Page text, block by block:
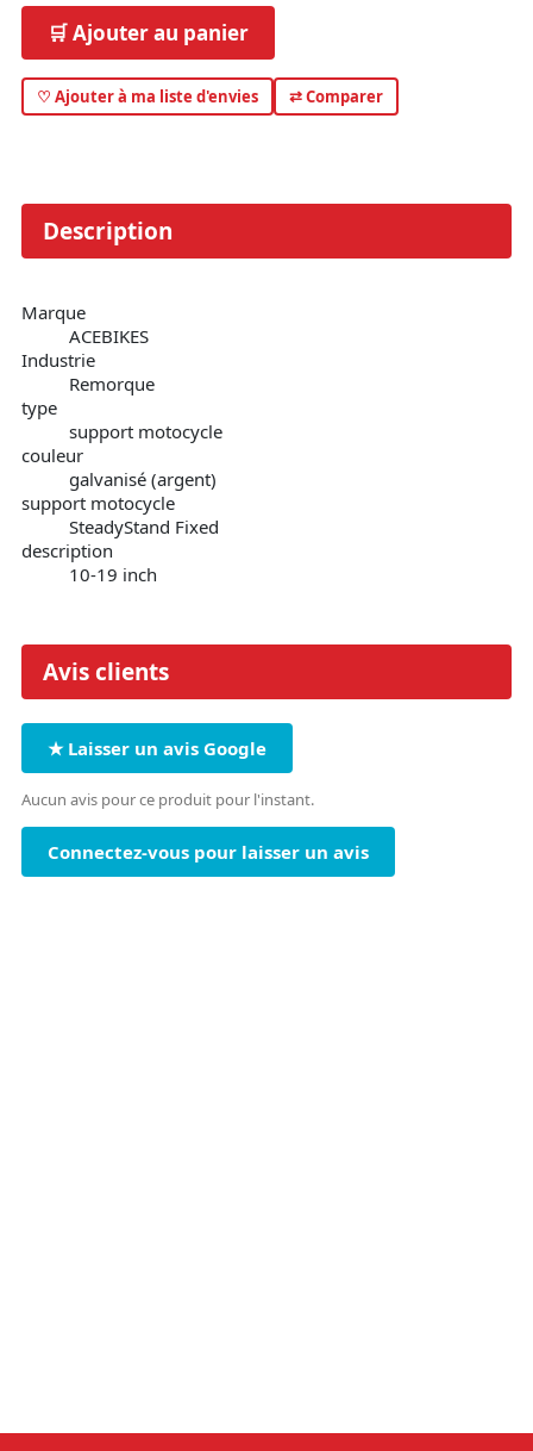
🛒 Ajouter au panier
♡ Ajouter à ma liste d'envies ⇄ Comparer
Description
Marque
ACEBIKES
Industrie
Remorque
type
support motocycle
couleur
galvanisé (argent)
support motocycle
SteadyStand Fixed
description
10-19 inch
Avis clients
★ Laisser un avis Google
Aucun avis pour ce produit pour l'instant.
Connectez-vous pour laisser un avis